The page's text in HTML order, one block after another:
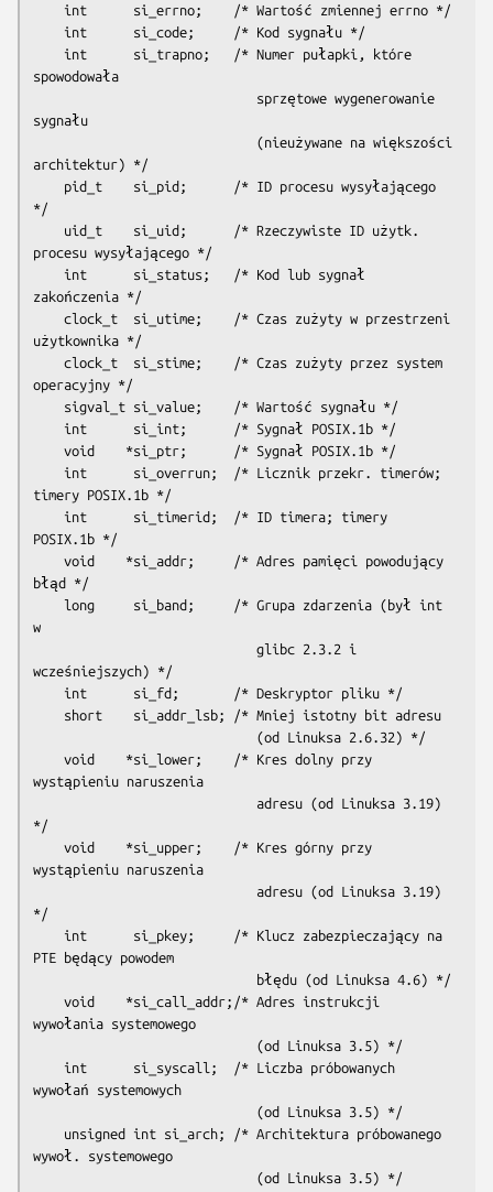
spowodowała
sygnału
architektur) */
*/
procesu wysyłającego */
zakończenia */
użytkownika */
operacyjny */
timery POSIX.1b */
POSIX.1b */
błąd */
    long     si_band;     /* Grupa zdarzenia (był
int
w
wcześniejszych) */
wystąpieniu naruszenia
*/
wystąpieniu naruszenia
*/
PTE będący powodem
wywołania systemowego
wywołań systemowych
wywoł. systemowego